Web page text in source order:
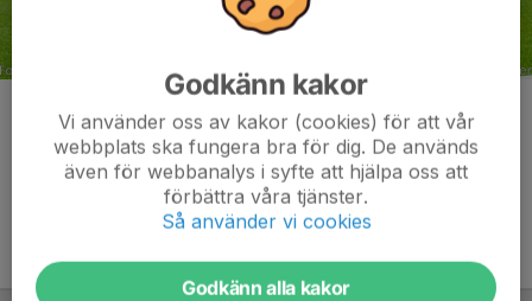
Kommentarer
Godkänn kakor
Vi använder oss av kakor (cookies) för att vår
webbplats ska fungera bra för dig. De används
även för webbanalys i syfte att hjälpa oss att
förbättra våra tjänster.
Så använder vi cookies
Godkänn alla kakor